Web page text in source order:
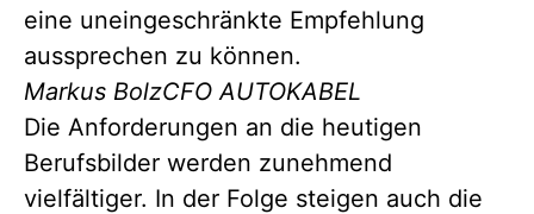
eine uneingeschränkte Empfehlung
aussprechen zu können.
Markus BolzCFO AUTOKABEL
Die Anforderungen an die heutigen
Berufsbilder werden zunehmend
vielfältiger. In der Folge steigen auch die